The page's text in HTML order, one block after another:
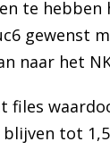
te hebben
gewenst
naar het
files
tot